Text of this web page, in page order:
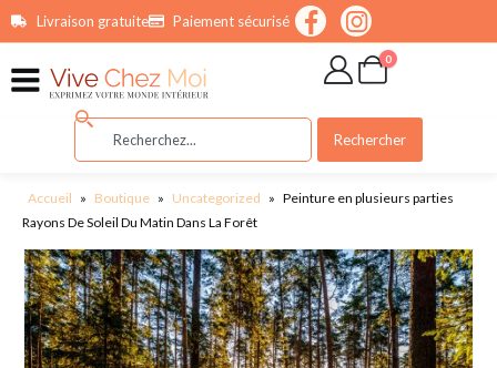
principalLivraison gratuite Paiement sécurisé
0
Rechercher
Accueil » Boutique » Uncategorized » Peinture en plusieurs parties
Rayons De Soleil Du Matin Dans La Forêt